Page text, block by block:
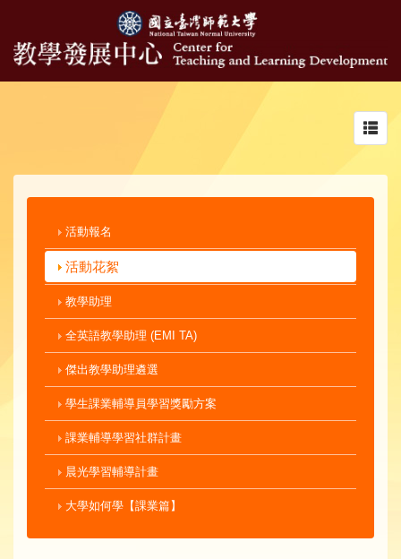
活動報名
活動花絮
教學助理
全英語教學助理 (EMI TA)
傑出教學助理遴選
學生課業輔導員學習獎勵方案
課業輔導學習社群計畫
晨光學習輔導計畫
大學如何學【課業篇】